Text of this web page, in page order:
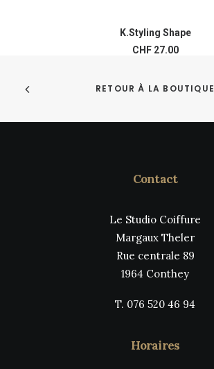
K.Styling Shape
CHF27.00
RETOUR À LA BOUTIQUE
Contact
Le Studio Coiffure
Margaux Theler
Rue centrale 89
1964 Conthey
T. 076 520 46 94
Horaires